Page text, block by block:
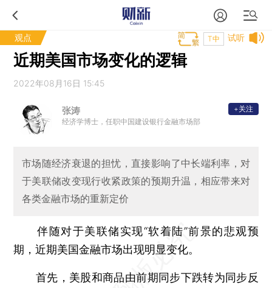
观点 试听
T中
近期美国市场变化的逻辑
2022年08月16日 15:45
张涛
经济学博士，任职中国建设银行金融市场部
+关注
市场随经济衰退的担忧，直接影响了中长端利率，对
于美联储改变现行收紧政策的预期升温，相应带来对
各类金融市场的重新定价
伴随对于美联储实现“软着陆”前景的悲观预
期，近期美国金融市场出现明显变化。
首先，美股和商品由前期同步下跌转为同步反